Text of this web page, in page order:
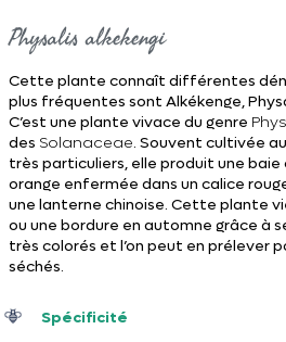
Physalis alkekengi
Cette plante connaît différentes
plus fréquentes sont Alkékenge,
C’est une plante vivace du genre
des Solanaceae. Souvent cultivée
très particuliers, elle produit une
orange enfermée dans un calice
une lanterne chinoise. Cette plante
ou une bordure en automne grâce à
très colorés et l’on peut en prélever
séchés.
Spécificité